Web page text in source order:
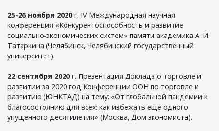
25-26 ноября 2020г. IV Международная научная
конференция «Конкурентоспособность и развитие
социально-экономических систем» памяти академика А. И.
Татаркина (Челябинск, Челябинский государственный
университет).
22 сентября 2020г. Презентация Доклада о торговле и
развитии за 2020 год Конференции ООН по торговле и
развитию (ЮНКТАД) на тему: «От глобальной пандемии к
благосостоянию для всех: как избежать еще одного
упущенного десятилетия» (Москва, Дом экономиста).